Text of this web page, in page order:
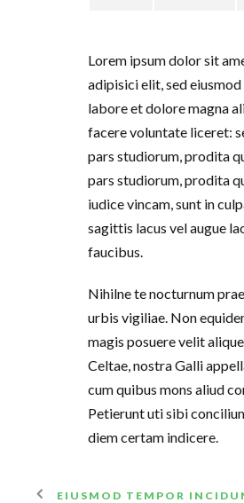
Lorem ipsum dolor sit
adipisici elit, sed
labore et dolore magna
facere voluntate liceret:
pars studiorum, prodita
pars studiorum, prodita
iudice vincam, sunt in
sagittis lacus vel augue
faucibus.
Nihilne te nocturnum
urbis vigiliae. Non
magis posuere velit
Celtae, nostra Galli
cum quibus mons aliud
Petierunt uti sibi
diem certam indicere.
EIUSMOD TEMPOR